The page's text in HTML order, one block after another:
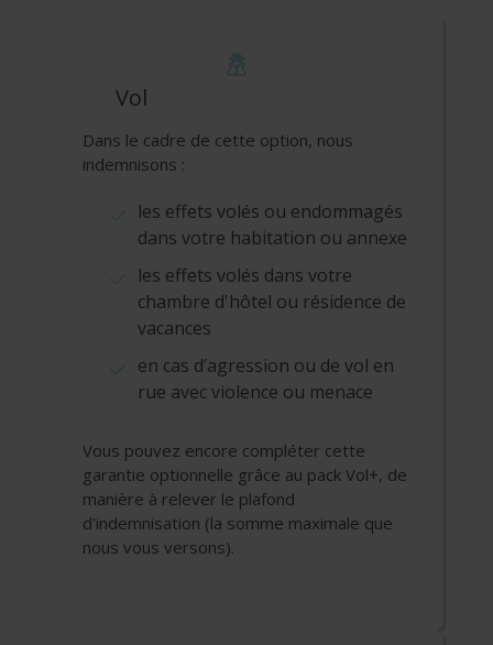
Vol
Dans le cadre de cette option, nous
indemnisons :
les effets volés ou endommagés
dans votre habitation ou annexe
les effets volés dans votre
chambre d'hôtel ou résidence de
vacances
en cas d’agression ou de vol en
rue avec violence ou menace
Vous pouvez encore compléter cette
garantie optionnelle grâce au pack Vol+, de
manière à relever le plafond
d'indemnisation (la somme maximale que
nous vous versons).